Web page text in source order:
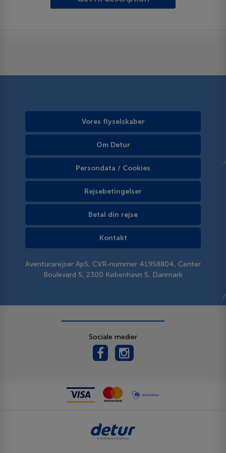
Vores flyselskaber
Om Detur
Persondata / Cookies
Rejsebetingelser
Betal din rejse
Kontakt
Aventurarejser ApS, CVR-nummer 41958804, Center
Boulevard 5, 2300 København S, Danmark
Sociale medier